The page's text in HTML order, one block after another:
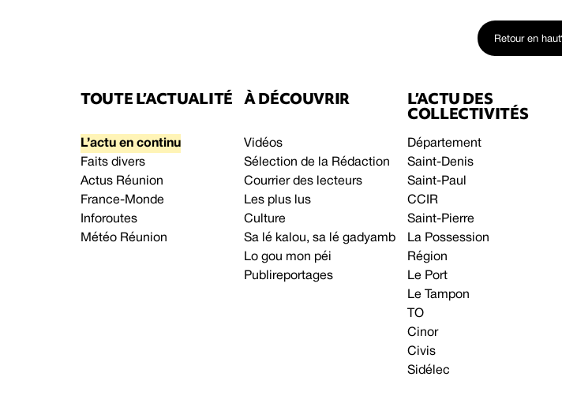
Retour en haut
TOUTE L’ACTUALITÉ
L’actu en continu
Faits divers
Actus Réunion
France-Monde
Inforoutes
Météo Réunion
À DÉCOUVRIR
Vidéos
Sélection de la Rédaction
Courrier des lecteurs
Les plus lus
Culture
Sa lé kalou, sa lé gadyamb
Lo gou mon péi
Publireportages
L’ACTU DES
COLLECTIVITÉS
Département
Saint-Denis
Saint-Paul
CCIR
Saint-Pierre
La Possession
Région
Le Port
Le Tampon
TO
Cinor
Civis
Sidélec